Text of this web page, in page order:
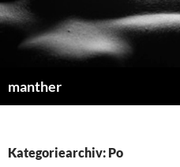
manther
Kategoriearchiv: Po